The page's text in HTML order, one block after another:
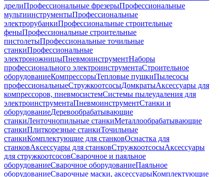
дрелиПрофессиональные фрезерыПрофессиональные
мультиинструментыПрофессиональные
электрорубанкиПрофессиональные строительные
феныПрофессиональные строительные
пистолетыПрофессиональные точильные
станкиПрофессиональные
электроножницыПневмоинструментНаборы
профессионального электроинструментаСтроительное
оборудованиеКомпрессорыТепловые пушкиПылесосы
профессиональныеСтружкоотсосыДомкратыАксессуары для
компрессоров, пневмосистемСистемы пылеудаления для
электроинструментаПневмоинструментСтанки и
оборудованиеДеревообрабатывающие
станкиЛенточнопильные станкиМеталлообрабатывающие
станкиПлиткорезные станкиТочильные
станкиКомплектующие для станковОснастка для
станковАксессуары для станковСтружкоотсосыАксессуары
для стружкоотсосовСварочное и паяльное
оборудованиеСварочное оборудованиеПаяльное
оборудованиеСварочные маски, аксессуарыКомплектующие